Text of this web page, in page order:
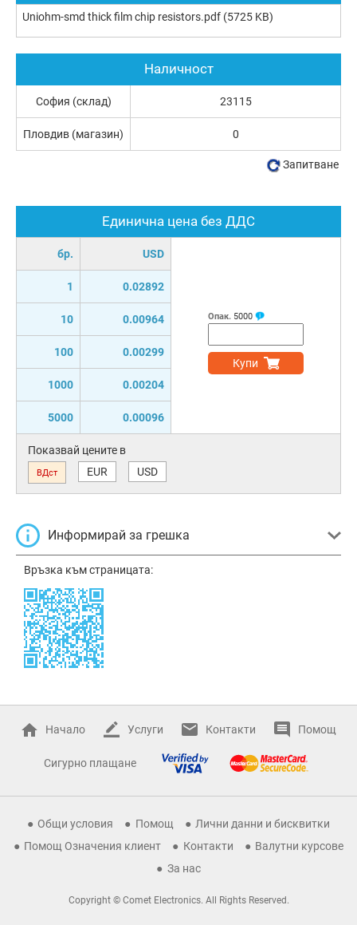
Uniohm-smd thick film chip resistors.pdf (5725 KB)
Единична цена без ДДС
бр. USD
1 0.02892
10 0.00964
100 0.00299
1000 0.00204
5000 0.00096
Опак. 5000
Купи
Показвай цените в
ВДст EUR USD
Информирай за грешка
Връзка към страницата:
Наличност
София (склад) 23115
Пловдив (магазин) 0
Запитване
Начало Услуги Контакти Помощ
Сигурно плащане
Общи условия Помощ
Лични данни и бисквитки
Помощ Означения клиент
Контакти
Валутни курсове
За нас
Copyright © Comet Electronics. All Rights Reserved.